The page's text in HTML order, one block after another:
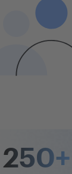
250+